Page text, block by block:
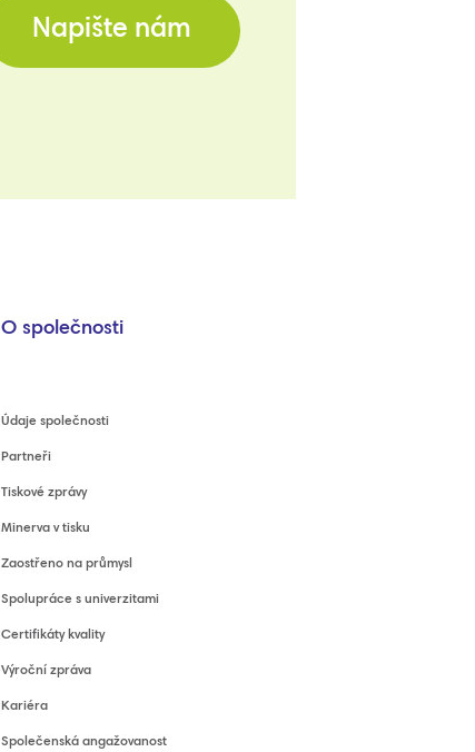
Napište nám
O společnosti
Údaje společnosti
Partneři
Tiskové zprávy
Minerva v tisku
Zaostřeno na průmysl
Spolupráce s univerzitami
Certifikáty kvality
Výroční zpráva
Kariéra
Společenská angažovanost